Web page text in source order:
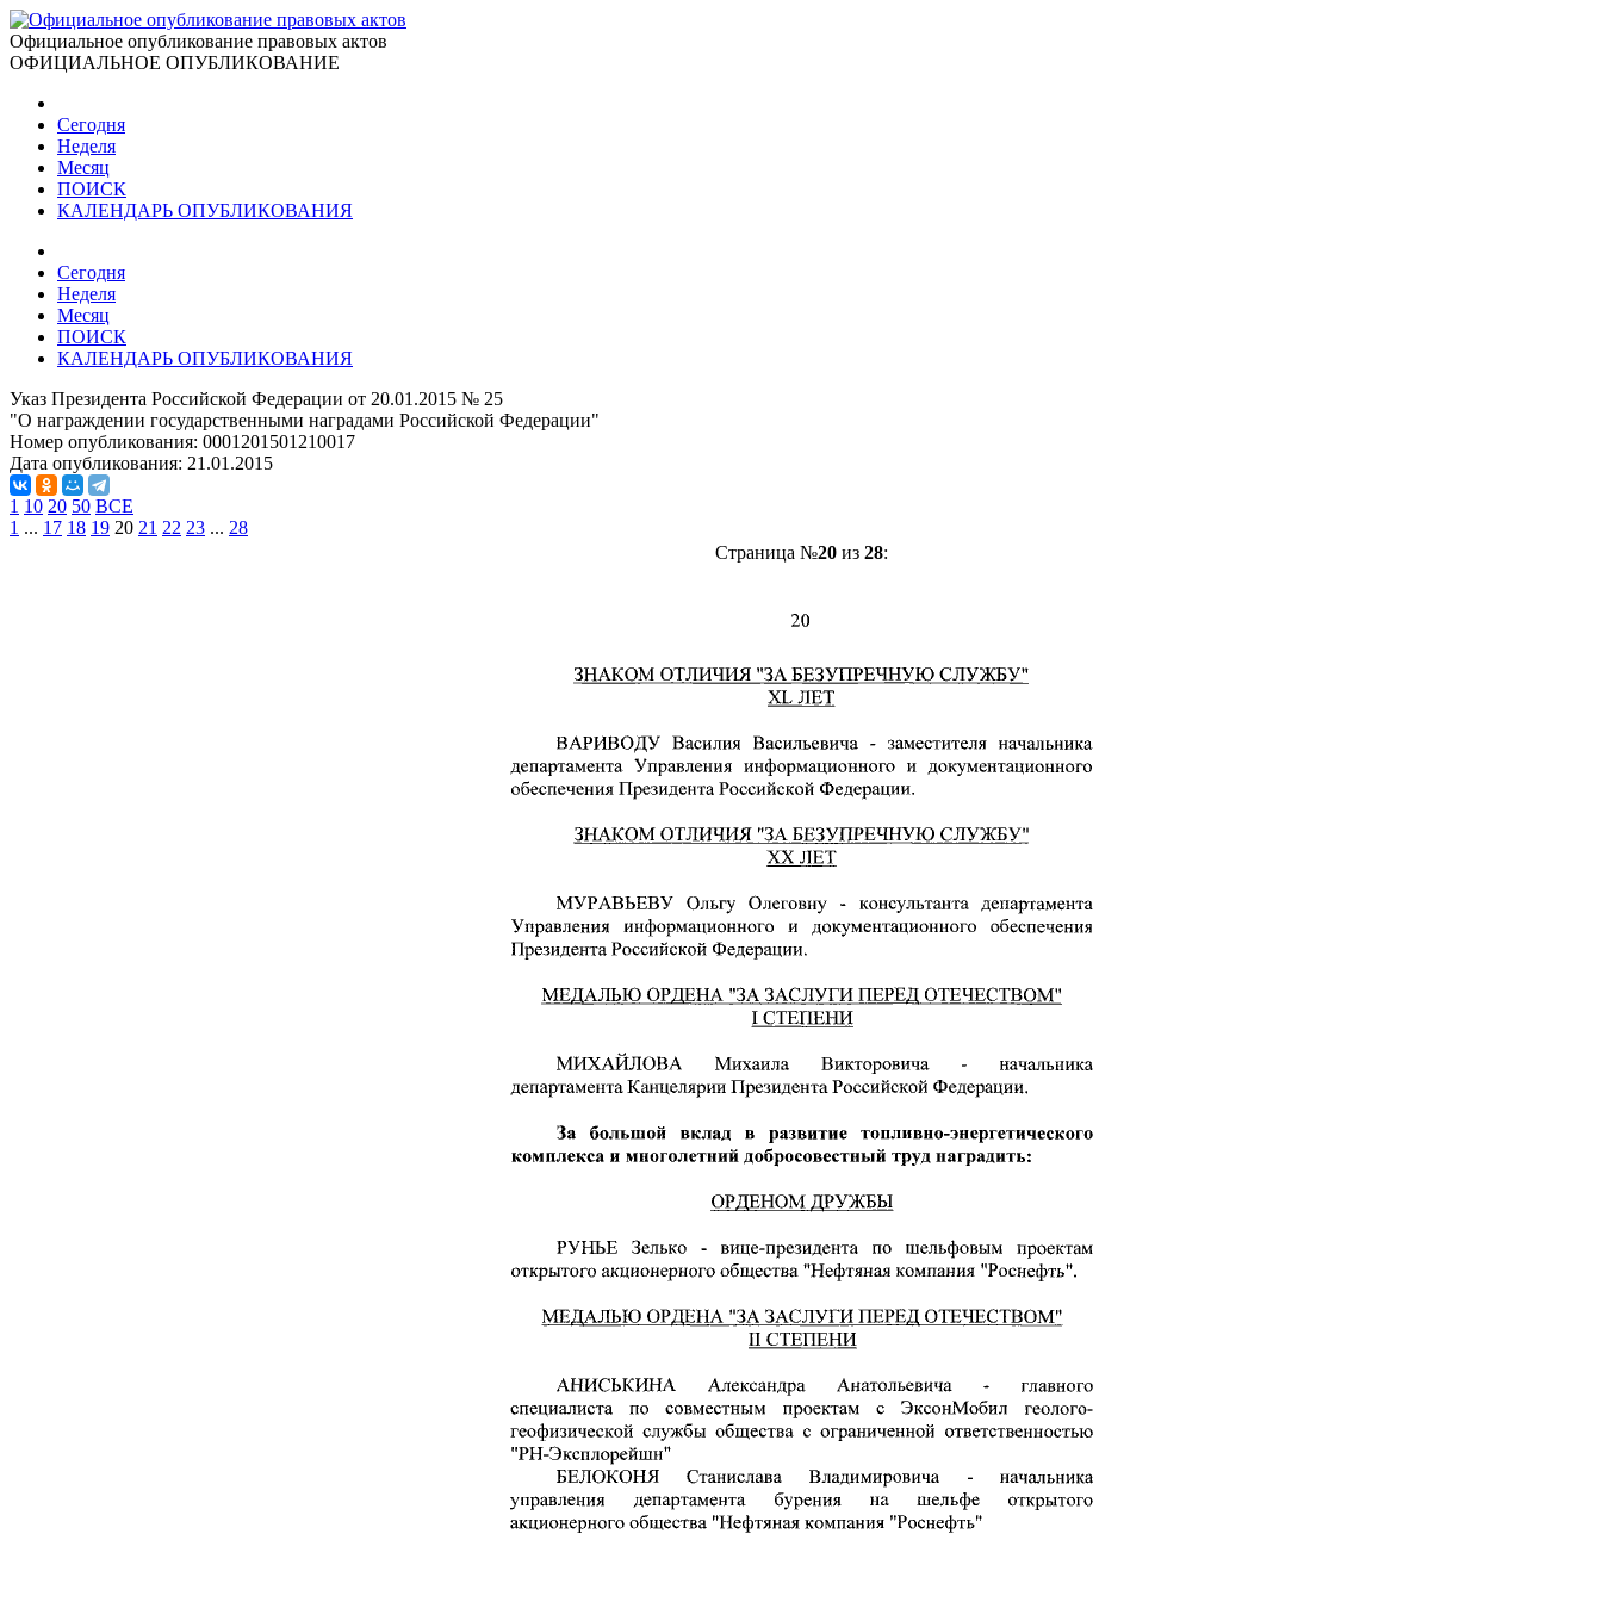
Официальное опубликование правовых актов
ОФИЦИАЛЬНОЕ ОПУБЛИКОВАНИЕ
Сегодня
Неделя
Месяц
ПОИСК
КАЛЕНДАРЬ ОПУБЛИКОВАНИЯ
Сегодня
Неделя
Месяц
ПОИСК
КАЛЕНДАРЬ ОПУБЛИКОВАНИЯ
Указ Президента Российской Федерации от 20.01.2015 № 25
"О награждении государственными наградами Российской Федерации"
Номер опубликования: 0001201501210017
Дата опубликования: 21.01.2015
1 10 20 50 ВСЕ
1 ... 17 18 19 20 21 22 23 ... 28
Страница №20из 28: